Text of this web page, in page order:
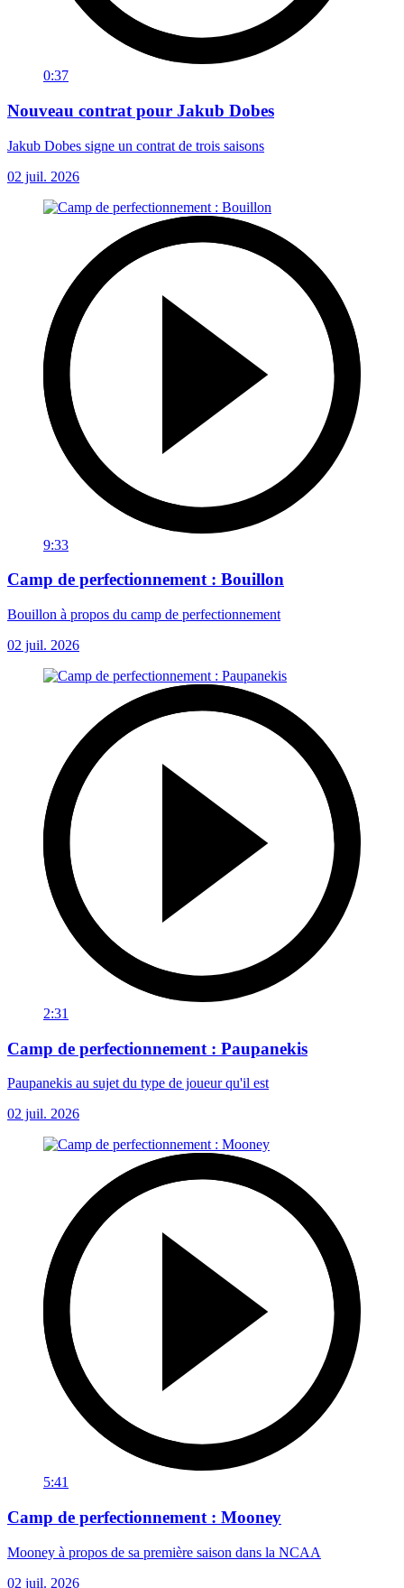
0:37
Nouveau contrat pour Jakub Dobes
Jakub Dobes signe un contrat de trois saisons
02 juil. 2026
9:33
Camp de perfectionnement : Bouillon
Bouillon à propos du camp de perfectionnement
02 juil. 2026
2:31
Camp de perfectionnement : Paupanekis
Paupanekis au sujet du type de joueur qu'il est
02 juil. 2026
5:41
Camp de perfectionnement : Mooney
Mooney à propos de sa première saison dans la NCAA
02 juil. 2026